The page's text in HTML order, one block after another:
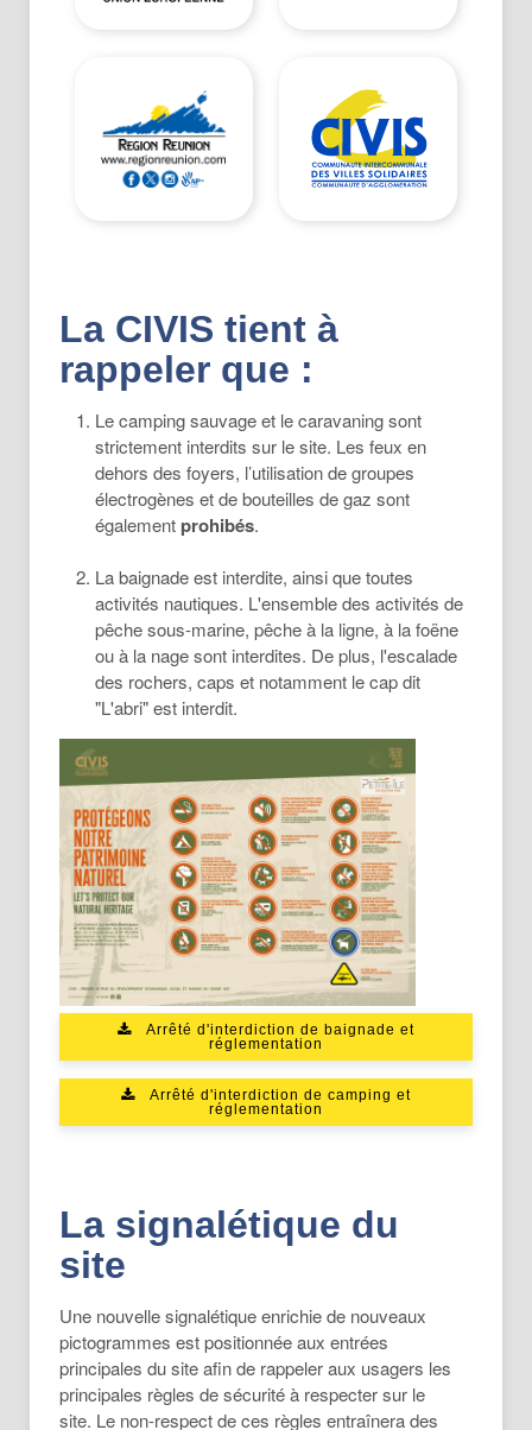
La CIVIS tient à
rappeler que :
Le camping sauvage et le caravaning sont
strictement interdits sur le site. Les feux en
dehors des foyers, l’utilisation de groupes
électrogènes et de bouteilles de gaz sont
égalementprohibés.
La baignade est interdite, ainsi que toutes
activités nautiques. L'ensemble des activités de
pêche sous-marine, pêche à la ligne, à la foëne
ou à la nage sont interdites. De plus, l'escalade
des rochers, caps et notamment le cap dit
"L'abri" est interdit.
Arrêté d'interdiction de baignade et
réglementation
Arrêté d'interdiction de camping et
réglementation
La signalétique du
site
Une nouvelle signalétique enrichie de nouveaux
pictogrammes est positionnée aux entrées
principales du site afin de rappeler aux usagers les
principales règles de sécurité à respecter sur le
site. Le non-respect de ces règles entraînera des